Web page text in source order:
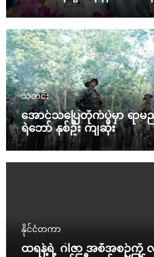
သတင်း
အောင်သပြေတိုက်ပွဲမှာ ရာ
ရဲဘော် နှစ်ဦး ကျဆုံး
နိုင်ငံတကာ
ထရန့်ရဲ့ ဂါဇာ အစီအစဉ်ကို